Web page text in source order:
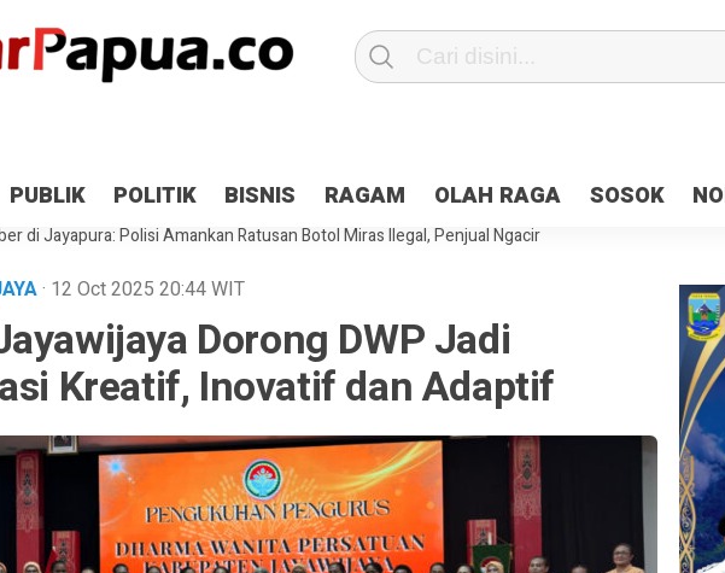
PUBLIK POLITIK BISNIS RAGAM OLAH RAGA SOSOK
Desember, TNI Polri Patroli 2×24 jam di Kota Jayapura
Pesan Sejuk Polri di Deklarasi
SMPN 5 Sentani Terbakar
Hibah Pilkada Jayapura Cair 10 Persen, Deposit Kas
di Jayapura: Polisi Amankan Ratusan Botol Miras Ilegal, Penjual Ngacir
· 12 Oct 2025 20:44WIT
Dorong DWP Jadi
Kreatif, Inovatif dan Adaptif